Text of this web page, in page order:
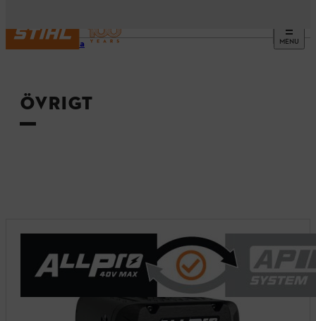
MENU
Startsida
ÖVRIGT